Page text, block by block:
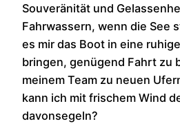
Souveränität und
Fahrwassern, wenn die See
es mir das Boot in eine
bringen, genügend Fahrt zu
meinem Team zu neuen
kann ich mit frischem Wind
davonsegeln?